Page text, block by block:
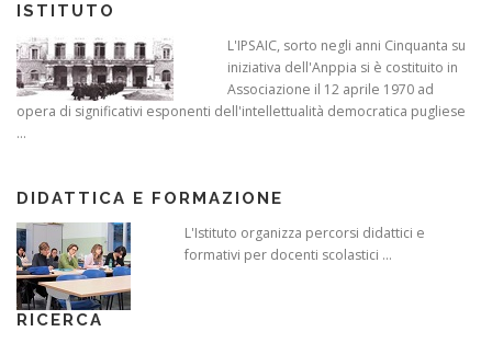
ISTITUTO
L'IPSAIC, sorto negli anni Cinquanta su
iniziativa dell'Anppia si è costituito in
Associazione il 12 aprile 1970 ad
opera di significativi esponenti dell'intellettualità democratica pugliese
...
DIDATTICA E FORMAZIONE
L'Istituto organizza percorsi didattici e
formativi per docenti scolastici ...
RICERCA